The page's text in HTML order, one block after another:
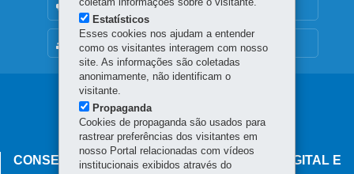
MAPA DO SITE
OUVIDORIA
Navegação
principal
CONSELHO ESTADUAL DE GOVERNANÇA DIGITAL E
Estatísticos
Esses cookies nos ajudam a entender
como os visitantes interagem com nosso
site. As informações são coletadas
anonimamente, não identificam o
visitante.
Propaganda
Cookies de propaganda são usados para
rastrear preferências dos visitantes em
nosso Portal relacionadas com vídeos
institucionais exibidos através do